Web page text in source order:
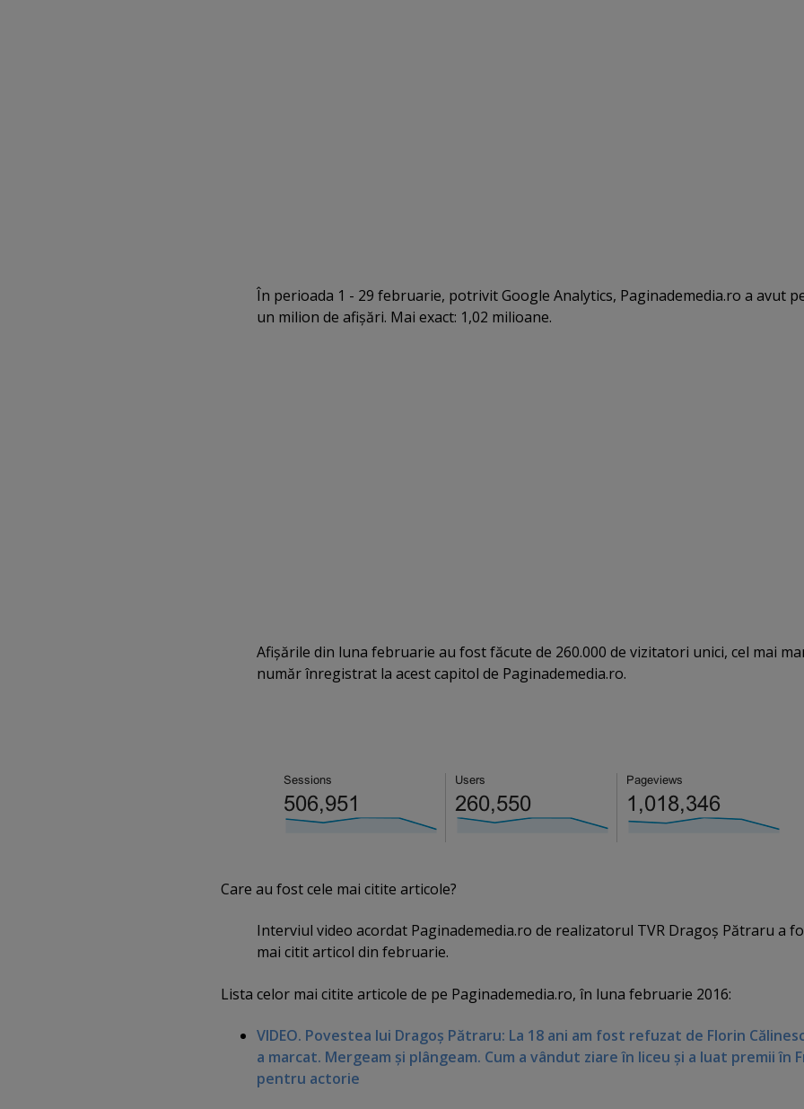
În perioada 1 - 29 februarie, potrivit Google Analytics, Paginademedia.ro a avut
un milion de afişări. Mai exact: 1,02 milioane.
Afişările din luna februarie au fost făcute de 260.000 de vizitatori unici, cel mai
număr înregistrat la acest capitol de Paginademedia.ro.
Care au fost cele mai citite articole?
Interviul video acordat Paginademedia.ro de realizatorul TVR Dragoş Pătraru a
mai citit articol din februarie.
Lista celor mai citite articole de pe Paginademedia.ro, în luna februarie 2016:
VIDEO. Povestea lui Dragoş Pătraru: La 18 ani am fost refuzat de Florin
a marcat. Mergeam şi plângeam. Cum a vândut ziare în liceu şi a luat premii în
pentru actorie